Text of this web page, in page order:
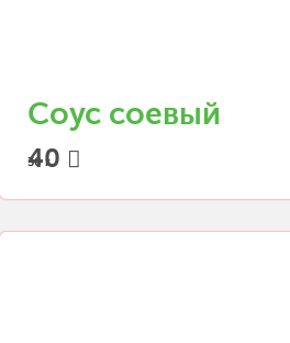
Соус соевый
30 г.
40